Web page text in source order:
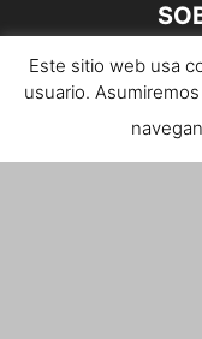
Teléfono
Este sitio web usa
usuario.